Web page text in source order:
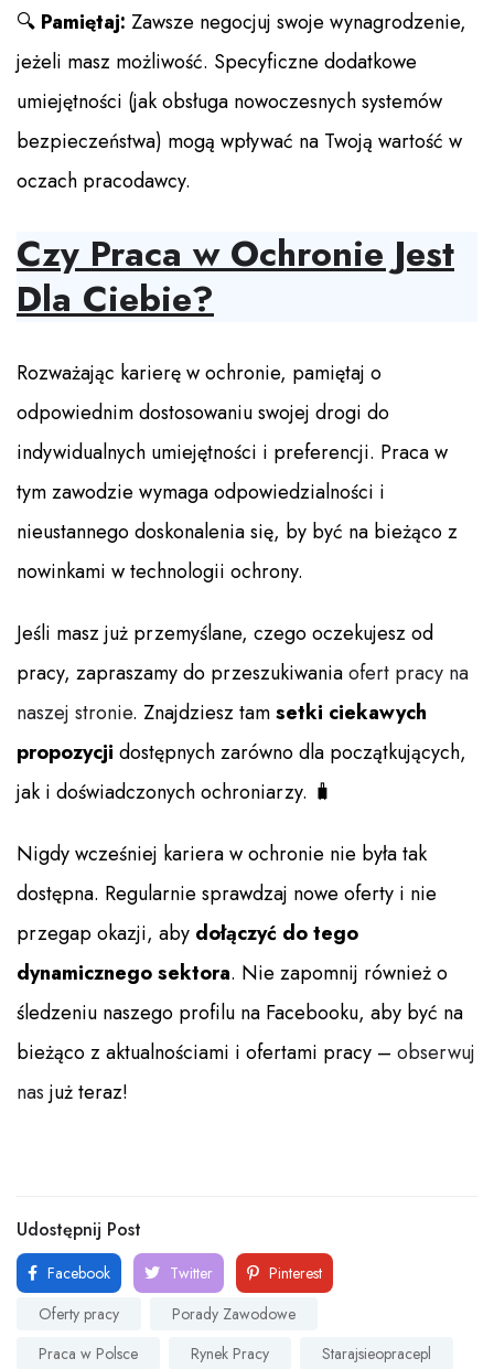
🔍 Pamiętaj: Zawsze negocjuj swoje wynagrodzenie,
jeżeli masz możliwość. Specyficzne dodatkowe
umiejętności (jak obsługa nowoczesnych systemów
bezpieczeństwa) mogą wpływać na Twoją wartość w
oczach pracodawcy.
Czy Praca w Ochronie Jest
Dla Ciebie?
Rozważając karierę w ochronie, pamiętaj o
odpowiednim dostosowaniu swojej drogi do
indywidualnych umiejętności i preferencji. Praca w
tym zawodzie wymaga odpowiedzialności i
nieustannego doskonalenia się, by być na bieżąco z
nowinkami w technologii ochrony.
Jeśli masz już przemyślane, czego oczekujesz od
pracy, zapraszamy do przeszukiwaniaofert pracy na
naszej stronie. Znajdziesz tamsetki ciekawych
propozycji dostępnych zarówno dla początkujących,
jak i doświadczonych ochroniarzy. 🧳
Nigdy wcześniej kariera w ochronie nie była tak
dostępna. Regularnie sprawdzaj nowe oferty i nie
przegap okazji, aby dołączyć do tego
dynamicznego sektora. Nie zapomnij również o
śledzeniu naszego profilu na Facebooku, aby być na
bieżąco z aktualnościami i ofertami pracy – obserwuj
nas już teraz!
Udostępnij Post
Facebook Twitter
Pinterest
Oferty pracy
Porady Zawodowe
Praca w Polsce
Rynek Pracy
Starajsieopracepl